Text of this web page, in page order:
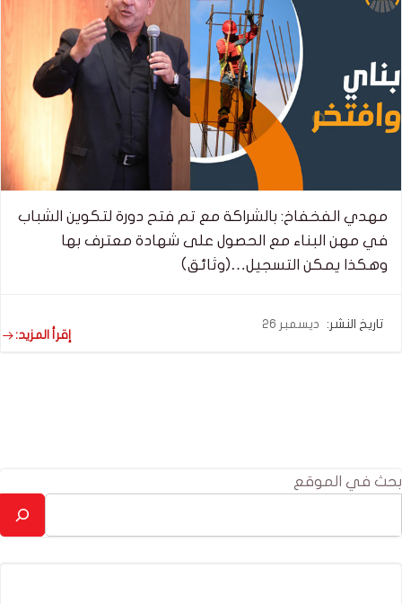
مهدي الفخفاخ: بالشراكة مع تم فتح دورة لتكوين الشباب
في مهن البناء مع الحصول على شهادة معترف بها
وهكذا يمكن التسجيل…(وثائق)
تاريخ النشر:
ديسمبر 26
إقرأ المزيد:
بحث في الموقع